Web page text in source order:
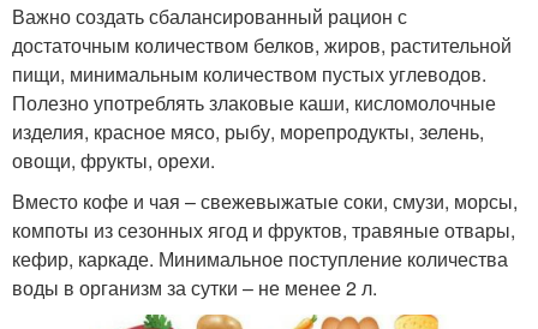
Важно создать сбалансированный рацион с
достаточным количеством белков, жиров, растительной
пищи, минимальным количеством пустых углеводов.
Полезно употреблять злаковые каши, кисломолочные
изделия, красное мясо, рыбу, морепродукты, зелень,
овощи, фрукты, орехи.
Вместо кофе и чая – свежевыжатые соки, смузи, морсы,
компоты из сезонных ягод и фруктов, травяные отвары,
кефир, каркаде. Минимальное поступление количества
воды в организм за сутки – не менее 2 л.